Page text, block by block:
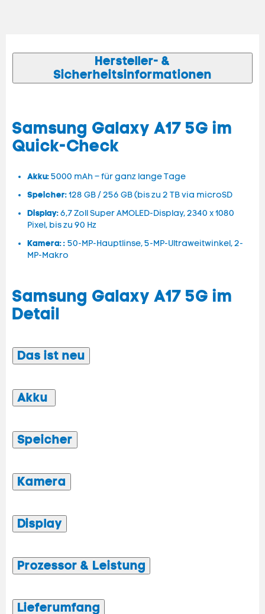
Hersteller- &
Sicherheitsinformationen
Samsung Galaxy A17 5G im
Quick-Check
Akku:5000 mAh – für ganz lange Tage
Speicher:128 GB / 256 GB (bis zu 2 TB via microSD
Display:6,7 Zoll Super AMOLED-Display, 2340 x 1080
Pixel, bis zu 90 Hz
Kamera:: 50-MP-Hauptlinse, 5-MP-Ultraweitwinkel, 2-
MP-Makro
Samsung Galaxy A17 5G im
Detail
Das ist neu
Akku
Speicher
Kamera
Display
Prozessor & Leistung
Lieferumfang